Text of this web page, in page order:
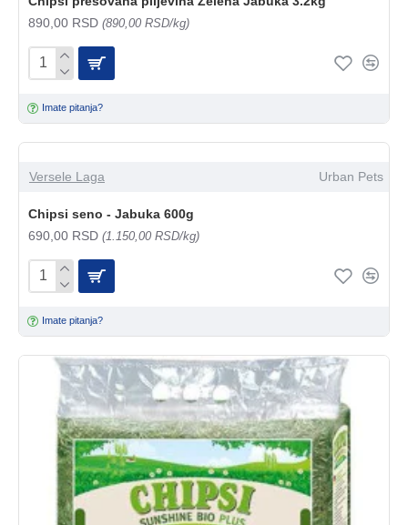
890,00 RSD (890,00 RSD/kg)
Imate pitanja?
Versele Laga Urban Pets
Chipsi seno - Jabuka 600g
690,00 RSD (1.150,00 RSD/kg)
Imate pitanja?